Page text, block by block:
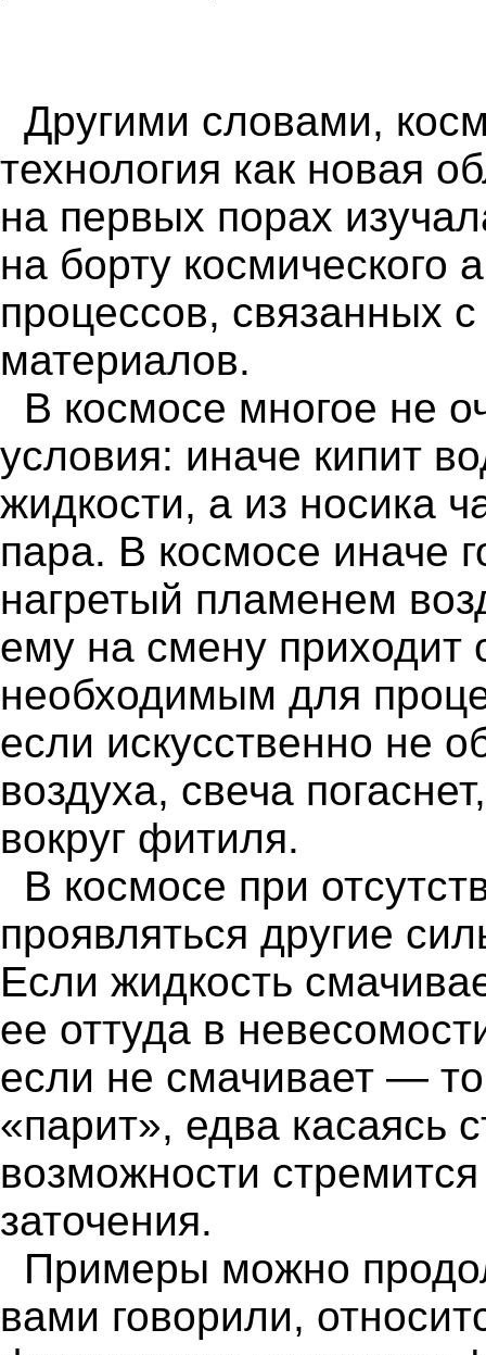
Другими словами,
технология как новая
на первых порах
на борту космического
процессов, связанных
материалов.
В космосе многое не
условия: иначе кипит
жидкости, а из носика
пара. В космосе иначе
нагретый пламенем
ему на смену приходит
необходимым для
если искусственно не
воздуха, свеча
вокруг фитиля.
В космосе при
проявляться другие
Если жидкость
ее оттуда в
если не смачивает —
«парит», едва касаясь
возможности
заточения.
Примеры можно
вами говорили,